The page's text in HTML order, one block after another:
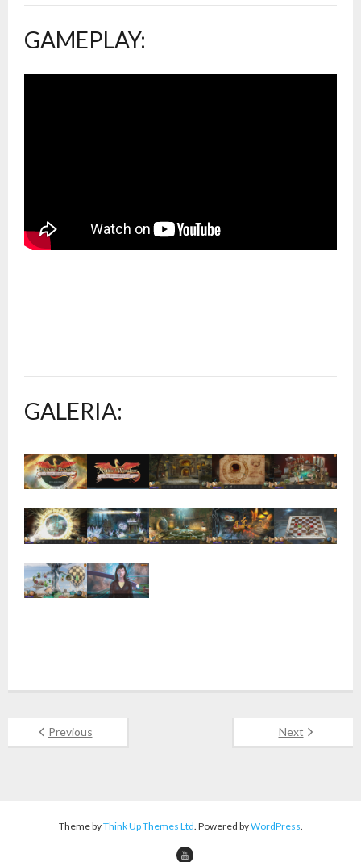
GAMEPLAY:
GALERIA:
Previous Next
Theme byThink Up Themes Ltd. Powered byWordPress.